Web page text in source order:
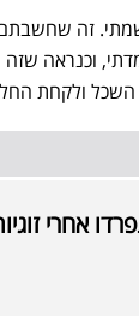
זה
וכנראה
ולקחת
אחרי